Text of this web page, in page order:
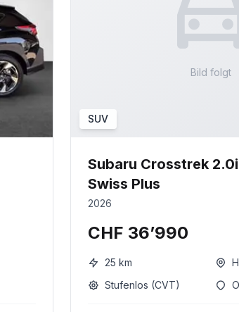
Bild folgt
SUV
Subaru Crosstrek
Swiss Plus
2026
CHF 36’990
25 km
Stufenlos (CVT)